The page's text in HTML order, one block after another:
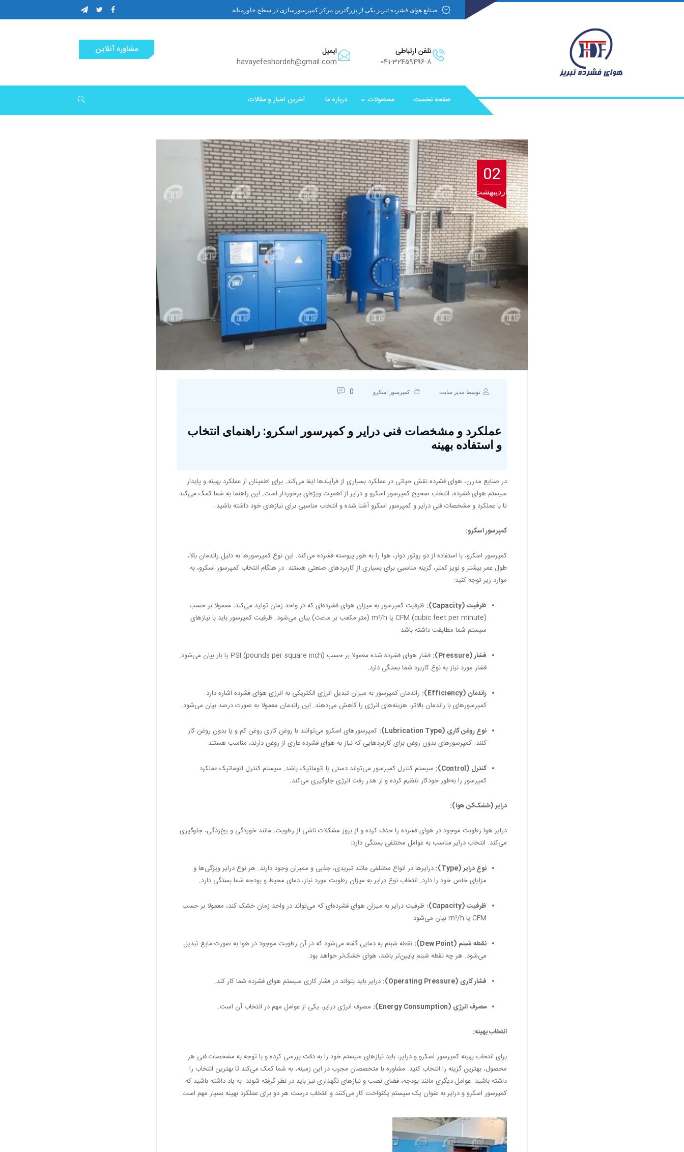
صنایع هوای فشرده تبریز یکی از بزرگترین مرکز کمپرسورسازی در سطح خاورمیانه
تلفن ارتباطی
041-32459496-8
ایمیل
havayefeshordeh@gmail.com
مشاوره آنلاین
صفحه نخست محصولات درباره ما آخرین اخبار و مقالات
02
اردیبهشت
توسط مدیر سایت کمپرسور اسکرو 0
عملکرد و مشخصات فنی درایر و کمپرسور اسکرو: راهنمای انتخاب
و استفاده بهینه
در صنایع مدرن، هوای فشرده نقش حیاتی در عملکرد بسیاری از فرآیندها ایفا می‌کند. برای اطمینان از عملکرد بهینه و پایدار
سیستم هوای فشرده، انتخاب صحیح کمپرسور اسکرو و درایر از اهمیت ویژه‌ای برخوردار است. این راهنما به شما کمک می‌کند
تا با عملکرد و مشخصات فنی درایر و کمپرسور اسکرو آشنا شده و انتخاب مناسبی برای نیازهای خود داشته باشید.
کمپرسور اسکرو:
کمپرسور اسکرو، با استفاده از دو روتور دوار، هوا را به طور پیوسته فشرده می‌کند. این نوع کمپرسورها به دلیل راندمان بالا،
طول عمر بیشتر و نویز کمتر، گزینه مناسبی برای بسیاری از کاربردهای صنعتی هستند. در هنگام انتخاب کمپرسور اسکرو، به
موارد زیر توجه کنید:
ظرفیت (Capacity):
ظرفیت کمپرسور به میزان هوای فشرده‌ای که در واحد زمان تولید می‌کند، معمولا بر حسب
CFM (cubic feet per minute) یا m³/h (متر مکعب بر ساعت) بیان می‌شود. ظرفیت کمپرسور باید با نیازهای
سیستم شما مطابقت داشته باشد.
فشار (Pressure):
فشار هوای فشرده شده معمولا بر حسب PSI (pounds per square inch) یا بار بیان می‌شود.
فشار مورد نیاز به نوع کاربرد شما بستگی دارد.
راندمان (Efficiency):
راندمان کمپرسور به میزان تبدیل انرژی الکتریکی به انرژی هوای فشرده اشاره دارد.
کمپرسورهای با راندمان بالاتر، هزینه‌های انرژی را کاهش می‌دهند. این راندمان معمولا به صورت درصد بیان می‌شود.
نوع روغن کاری (Lubrication Type):
کمپرسورهای اسکرو می‌توانند با روغن کاری روغن کم و یا بدون روغن کار
کنند. کمپرسورهای بدون روغن برای کاربردهایی که نیاز به هوای فشرده عاری از روغن دارند، مناسب هستند.
کنترل (Control):
سیستم کنترل کمپرسور می‌تواند دستی یا اتوماتیک باشد. سیستم کنترل اتوماتیک عملکرد
کمپرسور را به‌طور خودکار تنظیم کرده و از هدر رفت انرژی جلوگیری می‌کند.
درایر (خشک‌کن هوا):
درایر هوا رطوبت موجود در هوای فشرده را حذف کرده و از بروز مشکلات ناشی از رطوبت، مانند خوردگی و یخ‌زدگی، جلوگیری
می‌کند. انتخاب درایر مناسب به عوامل مختلفی بستگی دارد:
نوع درایر (Type):
درایرها در انواع مختلفی مانند تبریدی، جذبی و ممبران وجود دارند. هر نوع درایر ویژگی‌ها و
مزایای خاص خود را دارد. انتخاب نوع درایر به میزان رطوبت مورد نیاز، دمای محیط و بودجه شما بستگی دارد.
ظرفیت (Capacity):
ظرفیت درایر به میزان هوای فشرده‌ای که می‌تواند در واحد زمان خشک کند، معمولا بر حسب
CFM یا m³/h بیان می‌شود.
نقطه شبنم (Dew Point):
نقطه شبنم به دمایی گفته می‌شود که در آن رطوبت موجود در هوا به صورت مایع تبدیل
می‌شود. هر چه نقطه شبنم پایین‌تر باشد، هوای خشک‌تر خواهد بود.
فشار کاری (Operating Pressure): درایر باید بتواند در فشار کاری سیستم هوای فشرده شما کار کند.
مصرف انرژی (Energy Consumption): مصرف انرژی درایر، یکی از عوامل مهم در انتخاب آن است.
انتخاب بهینه:
برای انتخاب بهینه کمپرسور اسکرو و درایر، باید نیازهای سیستم خود را به دقت بررسی کرده و با توجه به مشخصات فنی هر
محصول، بهترین گزینه را انتخاب کنید. مشاوره با متخصصان مجرب در این زمینه، به شما کمک می‌کند تا بهترین انتخاب را
داشته باشید. عوامل دیگری مانند بودجه، فضای نصب و نیازهای نگهداری نیز باید در نظر گرفته شوند. به یاد داشته باشید که
کمپرسور اسکرو و درایر به عنوان یک سیستم یکنواخت کار می‌کنند و انتخاب درست هر دو برای عملکرد بهینه بسیار مهم است.